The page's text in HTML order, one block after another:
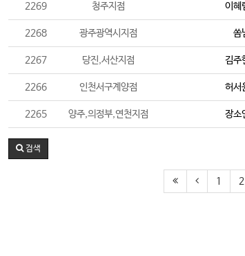
2269 청주지점 이혜
2268 광주광역시지점 쏨
2267 당진,서산지점 김주
2266 인천서구계양점 허서
2265 양주,의정부,연천지점 장소
검색
1 2